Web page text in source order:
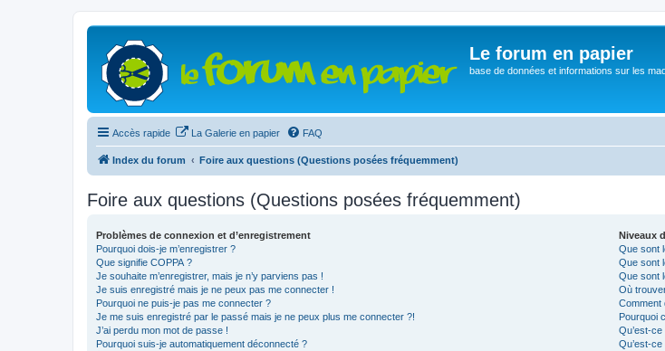
Le forum en papier
base de données et informations sur les
Accès rapide La Galerie en papier FAQ
Index du forum Foire aux questions (Questions posées fréquemment)
Foire aux questions (Questions posées fréquemment)
Problèmes de connexion et d’enregistrement
Pourquoi dois-je m’enregistrer ?
Que signifie COPPA ?
Je souhaite m’enregistrer, mais je n’y parviens pas !
Je suis enregistré mais je ne peux pas me connecter !
Pourquoi ne puis-je pas me connecter ?
Je me suis enregistré par le passé mais je ne peux plus me connecter ?!
J’ai perdu mon mot de passe !
Pourquoi suis-je automatiquement déconnecté ?
Niveaux
Que sont
Que sont
Que sont
Où
Comment
Pourquoi
Qu’est-
Qu’est-ce